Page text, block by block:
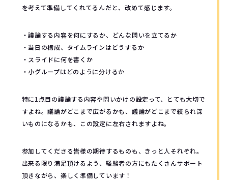
を考えて準備してくれてるんだと、改めて感じます。
・議論する内容を何にするか、どんな問いを立てるか
・当日の構成、タイムラインはどうするか
・スライドに何を書くか
・小グループはどのように分けるか
特に1点目の議論する内容や問いかけの設定って、とても大切で
すよね。議論がどこまで広がるかも、議論がどこまで絞られ深
いものになるかも、この設定に左右されますよね。
参加してくださる皆様の期待するものも、きっと人それぞれ。
出来る限り満足頂けるよう、経験者の方にもたくさんサポート
頂きながら、楽しく準備しています！